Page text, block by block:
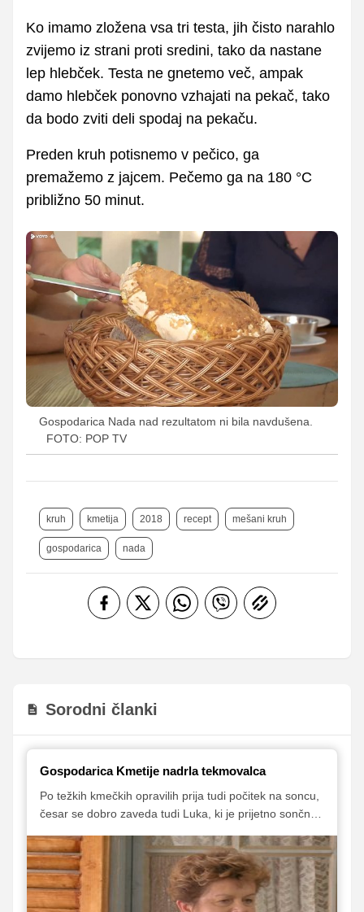
Ko imamo zložena vsa tri testa, jih čisto narahlo
zvijemo iz strani proti sredini, tako da nastane
lep hlebček. Testa ne gnetemo več, ampak
damo hlebček ponovno vzhajati na pekač, tako
da bodo zviti deli spodaj na pekaču.
Preden kruh potisnemo v pečico, ga
premažemo z jajcem. Pečemo ga na 180 °C
približno 50 minut.
Gospodarica Nada nad rezultatom ni bila navdušena.
FOTO: POP TV
kruh kmetija 2018 recept mešani kruh
gospodarica nada
Sorodni članki
Gospodarica Kmetije nadrla tekmovalca
Po težkih kmečkih opravilih prija tudi počitek na soncu,
česar se dobro zaveda tudi Luka, ki je prijetno sončno
se sončim," je dejal gospodarici, ki pa nad odgovorom
ni bila navdušena.